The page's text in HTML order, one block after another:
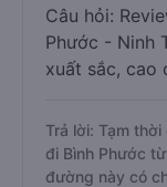
Câu hỏi:
Phước - Ninh
xuất sắc, cao
Trả lời: Tạm
đi Bình Phước
đường này có